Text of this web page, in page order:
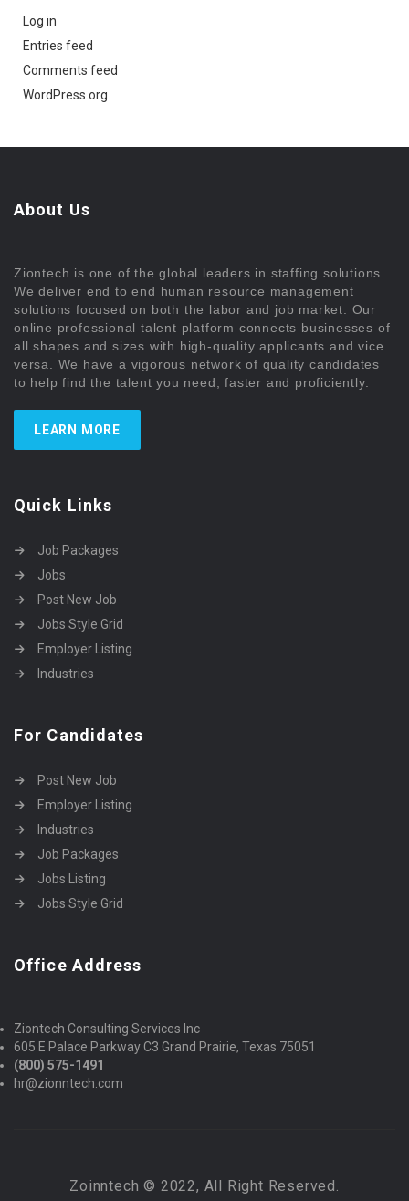
Log in
Entries feed
Comments feed
WordPress.org
About Us
Ziontech is one of the global leaders in staffing solutions.
We deliver end to end human resource management
solutions focused on both the labor and job market. Our
online professional talent platform connects businesses of
all shapes and sizes with high-quality applicants and vice
versa. We have a vigorous network of quality candidates
to help find the talent you need, faster and proficiently.
LEARN MORE
Quick Links
Job Packages
Jobs
Post New Job
Jobs Style Grid
Employer Listing
Industries
For Candidates
Post New Job
Employer Listing
Industries
Job Packages
Jobs Listing
Jobs Style Grid
Office Address
Ziontech Consulting Services Inc
605 E Palace Parkway C3 Grand Prairie, Texas 75051
(800) 575-1491
hr@zionntech.com
Zoinntech © 2022, All Right Reserved.